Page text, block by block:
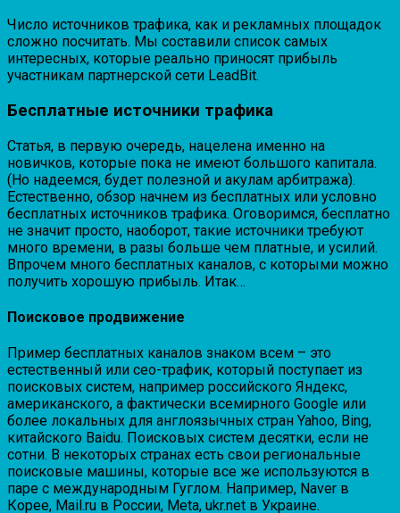
Число источников трафика, как и рекламных площадок
сложно посчитать. Мы составили список самых
интересных, которые реально приносят прибыль
участникам партнерской сети LeadBit.
Бесплатные источники трафика
Статья, в первую очередь, нацелена именно на
новичков, которые пока не имеют большого капитала.
(Но надеемся, будет полезной и акулам арбитража).
Естественно, обзор начнем из бесплатных или условно
бесплатных источников трафика. Оговоримся, бесплатно
не значит просто, наоборот, такие источники требуют
много времени, в разы больше чем платные, и усилий.
Впрочем много бесплатных каналов, с которыми можно
получить хорошую прибыль. Итак…
Поисковое продвижение
Пример бесплатных каналов знаком всем – это
естественный или сео-трафик, который поступает из
поисковых систем, например российского Яндекс,
американского, а фактически всемирного Google или
более локальных для англоязычных стран Yahoo, Bing,
китайского Baidu. Поисковых систем десятки, если не
сотни. В некоторых странах есть свои региональные
поисковые машины, которые все же используются в
паре с международным Гуглом. Например, Naver в
Корее, Mail.ru в России, Meta, ukr.net в Украине.